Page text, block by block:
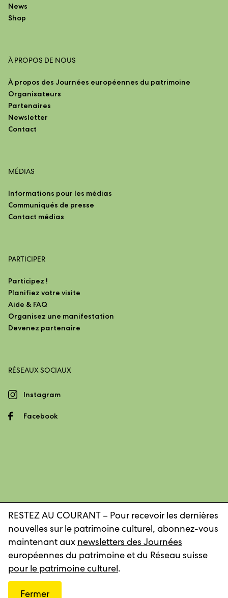
News
Shop
À PROPOS DE NOUS
À propos des Journées européennes du patrimoine
Organisateurs
Partenaires
Newsletter
Contact
MÉDIAS
Informations pour les médias
Communiqués de presse
Contact médias
PARTICIPER
Participez !
Planifiez votre visite
Aide & FAQ
Organisez une manifestation
Devenez partenaire
RÉSEAUX SOCIAUX
Instagram
Facebook
© 2026, Réseau suisse pour le patrimoine culturel
Mentions légales Déclaration de confidentialité
RESTEZ AU COURANT – Pour recevoir les dernières
nouvelles sur le patrimoine culturel, abonnez-vous
maintenant aux newsletters des Journées
européennes du patrimoine et du Réseau suisse
pour le patrimoine culturel.
Fermer